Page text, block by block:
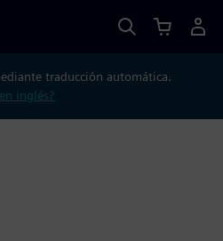
traducción automática.
inglés?